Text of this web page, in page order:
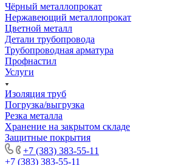
Чёрный металлопрокат
Нержавеющий металлопрокат
Цветной металл
Детали трубопровода
Трубопроводная арматура
Профнастил
Услуги
Изоляция труб
Погрузка/выгрузка
Резка металла
Хранение на закрытом складе
Защитные покрытия
+7 (383) 383-55-11
+7 (383) 383-55-11